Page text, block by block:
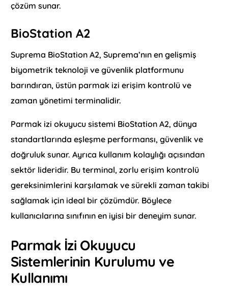
çözüm sunar.
BioStation A2
Suprema BioStation A2, Suprema’nın en gelişmiş
biyometrik teknoloji ve güvenlik platformunu
barındıran, üstün parmak izi erişim kontrolü ve
zaman yönetimi terminalidir.
Parmak izi okuyucu sistemi BioStation A2, dünya
standartlarında eşleşme performansı, güvenlik ve
doğruluk sunar. Ayrıca kullanım kolaylığı açısından
sektör lideridir. Bu terminal, zorlu erişim kontrolü
gereksinimlerini karşılamak ve sürekli zaman takibi
sağlamak için ideal bir çözümdür. Böylece
kullanıcılarına sınıfının en iyisi bir deneyim sunar.
Parmak İzi Okuyucu
Sistemlerinin Kurulumu ve
Kullanımı